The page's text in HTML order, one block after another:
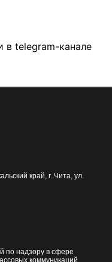
в telegram-канале
край, г. Чита, ул.
по надзору в сфере
коммуникаций.